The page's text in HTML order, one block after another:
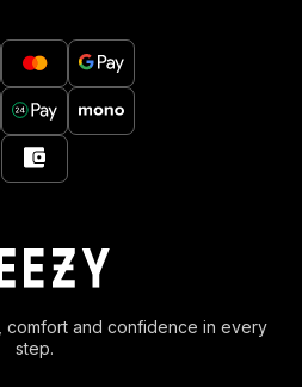
comfort and confidence in every
step.